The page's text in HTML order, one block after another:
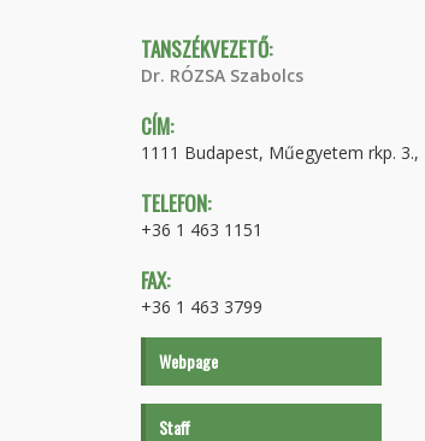
TANSZÉKVEZETŐ:
Dr. RÓZSA Szabolcs
CÍM:
1111 Budapest, Műegyetem rkp.
TELEFON:
+36 1 463 1151
FAX:
+36 1 463 3799
Webpage
Staff